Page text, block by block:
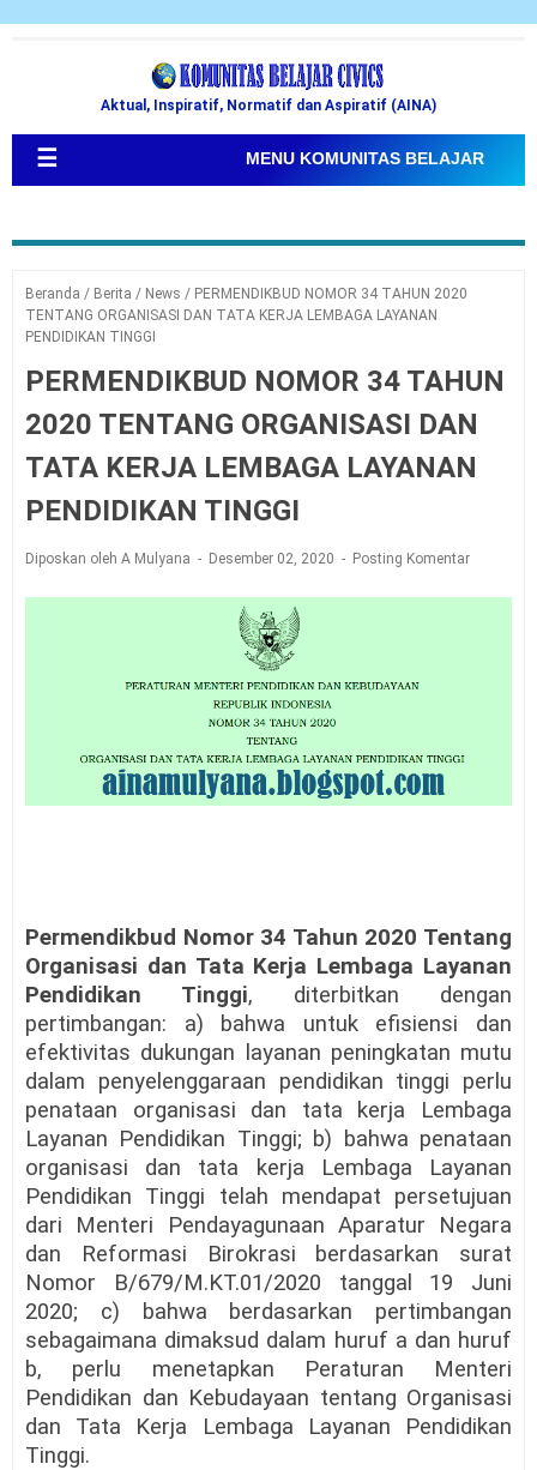
Aktual, Inspiratif, Normatif dan Aspiratif (AINA)
☰ MENU KOMUNITAS BELAJAR
Beranda / Berita / News / PERMENDIKBUD NOMOR 34 TAHUN 2020
TENTANG ORGANISASI DAN TATA KERJA LEMBAGA LAYANAN
PENDIDIKAN TINGGI
PERMENDIKBUD NOMOR 34 TAHUN
2020 TENTANG ORGANISASI DAN
TATA KERJA LEMBAGA LAYANAN
PENDIDIKAN TINGGI
Diposkan oleh A Mulyana Desember 02, 2020 Posting Komentar
Permendikbud Nomor 34 Tahun 2020 Tentang
Organisasi dan Tata Kerja Lembaga Layanan
Pendidikan Tinggi, diterbitkan dengan
pertimbangan: a) bahwa untuk efisiensi dan
efektivitas dukungan layanan peningkatan mutu
dalam penyelenggaraan pendidikan tinggi perlu
penataan organisasi dan tata kerja Lembaga
Layanan Pendidikan Tinggi; b) bahwa penataan
organisasi dan tata kerja Lembaga Layanan
Pendidikan Tinggi telah mendapat persetujuan
dari Menteri Pendayagunaan Aparatur Negara
dan Reformasi Birokrasi berdasarkan surat
Nomor B/679/M.KT.01/2020 tanggal 19 Juni
2020; c) bahwa berdasarkan pertimbangan
sebagaimana dimaksud dalam huruf a dan huruf
b, perlu menetapkan Peraturan Menteri
Pendidikan dan Kebudayaan tentang Organisasi
dan Tata Kerja Lembaga Layanan Pendidikan
Tinggi.